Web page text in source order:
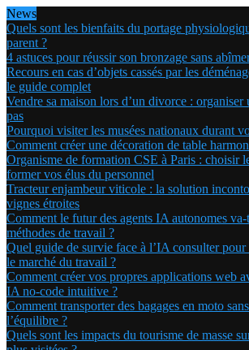
News
Quels sont les bienfaits du portage
parent ?
4 astuces pour réussir son bronzage sans
Recours en cas d’objets cassés par les
le guide complet
Vendre sa maison lors d’un divorce : organiser
pas
Pourquoi visiter les musées nationaux durant
Comment créer une décoration de table
Organisme de formation CSE à Paris : choisir
former vos élus du personnel
Tracteur enjambeur viticole : la solution
vignes étroites
Comment le futur des agents IA autonomes
méthodes de travail ?
Quel guide de survie face à l’IA consulter
le marché du travail ?
Comment créer vos propres applications web
IA no-code intuitive ?
Comment transporter des bagages en moto
l’équilibre ?
Quels sont les impacts du tourisme de masse